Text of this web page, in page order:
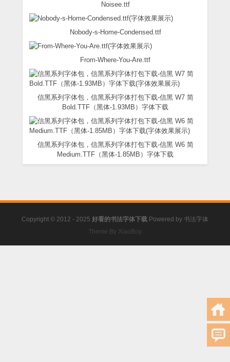
Noisee.ttf
Nobody-s-Home-Condensed.ttf
From-Where-You-Are.ttf
信黑系列字体包，信黑系列字体打包下载-信黑 W7 简
Bold.TTF（黑体-1.93MB）字体下载
信黑系列字体包，信黑系列字体打包下载-信黑 W6 简
Medium.TTF（黑体-1.85MB）字体下载
Copyright © 2012 - 2025 好看的书法字体下载 Powered by 书法字体
Theme By XiaoBoy